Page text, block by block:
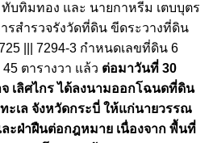
บทิมทอง และ นายกาหรีม เตบบุตร
รสํารวจรังวัดที่ดิน ขีดระวางที่ดิน
||| 7294-3 กําหนดเลขที่ดิน 6
ตารางวา แล้ว ต่อมาวันที่ 30
เลิศไกร ได้ลงนามออกโฉนดที่ดิน
ะเล จังหวัดกระบี่ ให้แก่นายวรรณ
ะฝ่าฝืนต่อกฎหมาย เนื่องจาก พื้นที่